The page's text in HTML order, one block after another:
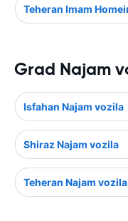
Teheran Imam
Grad Najam
Isfahan Najam vozila
Shiraz Najam vozila
Teheran Najam vozila